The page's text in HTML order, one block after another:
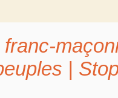
|